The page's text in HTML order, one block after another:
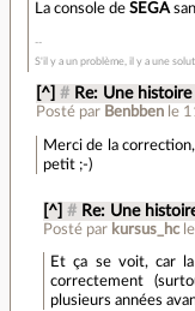
La console deSEGA
S'il y a un problème, il y a une
[^] # Re: Une
Posté par Benbben le
Merci de la
petit ;-)
[^] # Re: Une
Posté par kursus_hc
Et ça se voit, car
correctement
plusieurs années